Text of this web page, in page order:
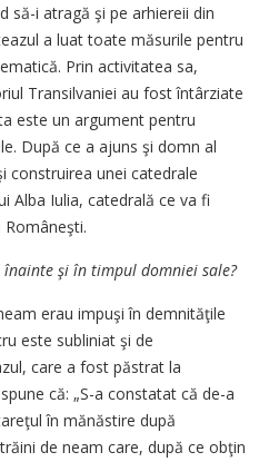
să-i atragă şi pe arhiereii din
a luat toate măsurile pentru
Prin activitatea sa,
Transilvaniei au fost întârziate
este un argument pentru
După ce a ajuns şi domn al
construirea unei catedrale
Alba Iulia, catedrală ce va fi
şi în timpul domniei sale?
erau impuşi în demnităţile
este subliniat şi de
care a fost păstrat la
că: „S-a constatat că de-a
în mănăstire după
de neam care, după ce obţin